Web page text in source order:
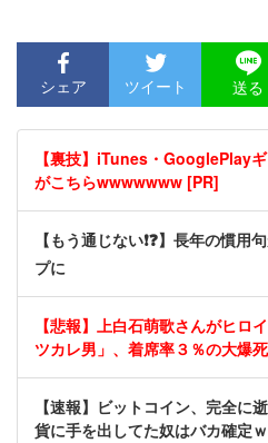
シェア ツイート 送る
【裏技】iTunes・GooglePlay
がこちらwwwwwww [PR]
【もう通じない❗❓】長年の慣
プに
【悲報】上白石萌歌さんがヒロ
ツカレ男」、着席率３％の大爆
【速報】ビットコイン、完全
貨に手を出してた奴はバカ確定